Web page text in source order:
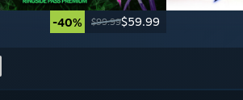
-40% $99.99$59.99